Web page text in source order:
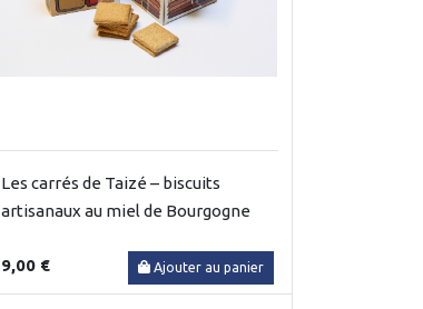
Les carrés de Taizé – biscuits
artisanaux au miel de Bourgogne
9,00 € Ajouter au panier